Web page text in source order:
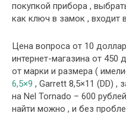
покупкой прибора ,
как ключ в замок , входит
Цена вопроса от 10
интернет-магазина от 450
от марки и размера (
6,5×9 , Garrett 8,5×11 (DD) ,
на Nel Tornado – 600
найти можно , и без